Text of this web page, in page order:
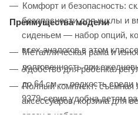
Комфорт и безопасность:
безопасности для куклы и
сиденьем — набор опций,
всех аналогов в этом
Удобство для ребёнка:
до 64 см — редкость среди
9379‑серия удобна детям
Преимущества модели
Металлическая рама и
долговечность при
Полный комплект: съёмная
аксессуаров, корзина для